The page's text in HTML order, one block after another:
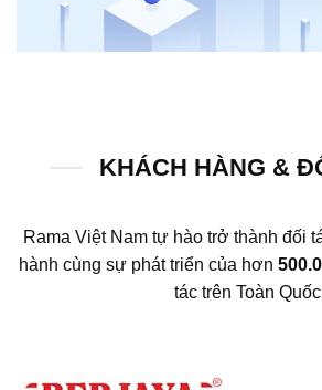
KHÁCH HÀNG &
Rama Việt Nam tự hào trở thành đối
hành cùng sự phát triển của hơn
tác trên Toàn Quốc